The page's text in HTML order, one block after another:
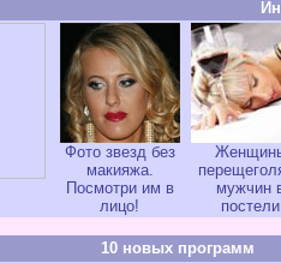
Фото звезд без
макияжа.
Посмотри им в
лицо!
мужчин
постели
10 новых программ